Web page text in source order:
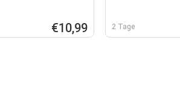
€10,99 2 Tage